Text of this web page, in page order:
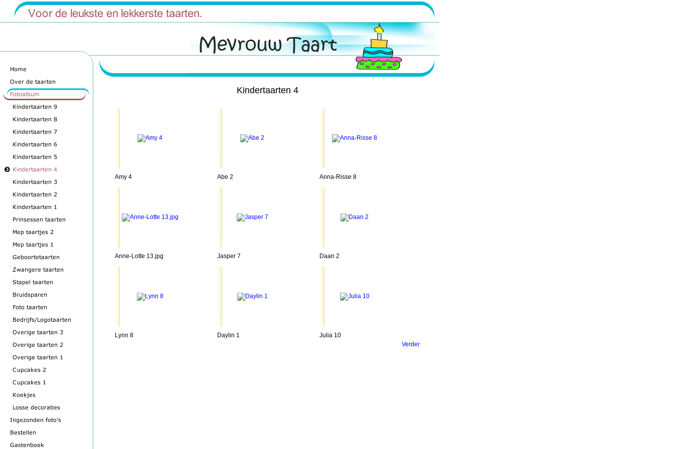
Kindertaarten 4
Amy 4 Abe 2 Anna-Risse 8
Anne-Lotte 13.jpg Jasper 7 Daan 2
Lynn 8 Daylin 1
Julia 10
Verder